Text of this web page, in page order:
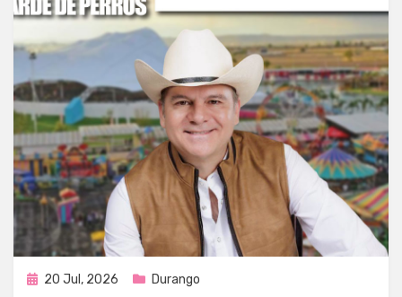
Publicada
20 Jul, 2026 Durango